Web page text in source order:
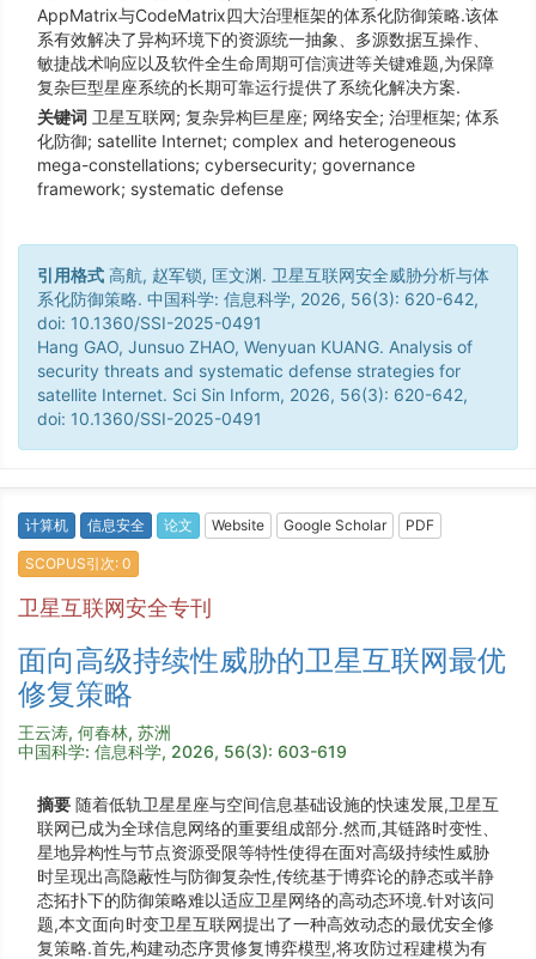
AppMatrix与CodeMatrix四大治理框架的体系化防御策略.该体
系有效解决了异构环境下的资源统一抽象、多源数据互操作、
敏捷战术响应以及软件全生命周期可信演进等关键难题,为保障
复杂巨型星座系统的长期可靠运行提供了系统化解决方案.
关键词 卫星互联网; 复杂异构巨星座; 网络安全; 治理框架; 体系
化防御; satellite Internet; complex and heterogeneous
mega-constellations; cybersecurity; governance
framework; systematic defense
引用格式 高航, 赵军锁, 匡文渊. 卫星互联网安全威胁分析与体
系化防御策略. 中国科学: 信息科学, 2026, 56(3): 620-642,
doi: 10.1360/SSI-2025-0491
Hang GAO, Junsuo ZHAO, Wenyuan KUANG. Analysis of
security threats and systematic defense strategies for
satellite Internet. Sci Sin Inform, 2026, 56(3): 620-642,
doi: 10.1360/SSI-2025-0491
计算机 信息安全 论文 Website Google Scholar PDF
SCOPUS引次: 0
卫星互联网安全专刊
面向高级持续性威胁的卫星互联网最优
修复策略
王云涛, 何春林, 苏洲
中国科学: 信息科学, 2026, 56(3): 603-619
摘要 随着低轨卫星星座与空间信息基础设施的快速发展,卫星互
联网已成为全球信息网络的重要组成部分.然而,其链路时变性、
星地异构性与节点资源受限等特性使得在面对高级持续性威胁
时呈现出高隐蔽性与防御复杂性,传统基于博弈论的静态或半静
态拓扑下的防御策略难以适应卫星网络的高动态环境.针对该问
题,本文面向时变卫星互联网提出了一种高效动态的最优安全修
复策略.首先,构建动态序贯修复博弈模型,将攻防过程建模为有